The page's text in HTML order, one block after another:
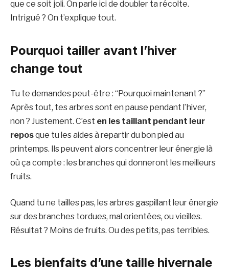
que ce soit joli. On parle ici de doubler ta récolte.
Intrigué ? On t’explique tout.
Pourquoi tailler avant l’hiver
change tout
Tu te demandes peut-être : “Pourquoi maintenant ?”
Après tout, tes arbres sont en pause pendant l’hiver,
non ? Justement. C’est en les taillant pendant leur
reposque tu les aides à repartir du bon pied au
printemps. Ils peuvent alors concentrer leur énergie là
où ça compte : les branches qui donneront les meilleurs
fruits.
Quand tu ne tailles pas, les arbres gaspillant leur énergie
sur des branches tordues, mal orientées, ou vieilles.
Résultat ? Moins de fruits. Ou des petits, pas terribles.
Les bienfaits d’une taille hivernale